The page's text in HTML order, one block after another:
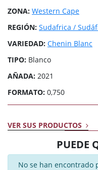
ZONA: Western Cape
REGIÓN: Sudafrica /
VARIEDAD: Chenin Blanc
TIPO: Blanco
AÑADA: 2021
FORMATO: 0,750
VER SUS PRODUCTOS
PUEDE
No se han encontrado